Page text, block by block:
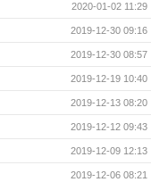
2020-01-02 11:29
2019-12-30 09:16
2019-12-30 08:57
2019-12-19 10:40
2019-12-13 08:20
2019-12-12 09:43
2019-12-09 12:13
2019-12-06 08:21